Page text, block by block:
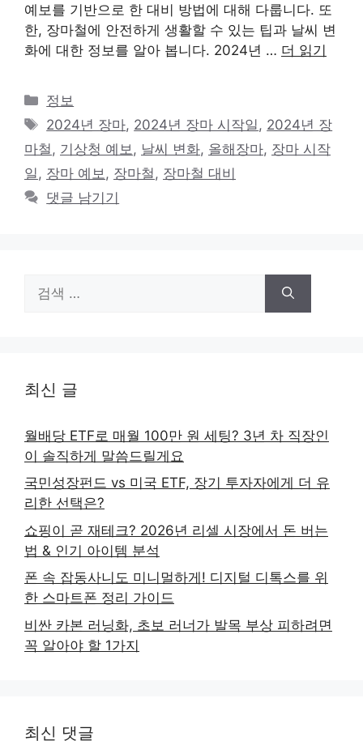
예보를 기반으로 한 대비 방법에 대해 다룹니다. 또
한, 장마철에 안전하게 생활할 수 있는 팁과 날씨 변
화에 대한 정보를 알아 봅니다. 2024년 … 더 읽기
카
테
리
정보
태
그
2024년 장마, 2024년 장마 시작일 , 2024년 장
마철 , 기상청 예보 , 날씨 변화, 올해장마, 장마 시작
일 , 장마 예보 , 장마철 , 장마철 대비
댓글 남기기
색:
최신 글
월배당 ETF로 매월 100만 원 세팅? 3년 차 직장인
이 솔직하게 말씀드릴게요
국민성장펀드 vs 미국 ETF, 장기 투자자에게 더 유
리한 선택은?
쇼핑이 곧 재테크? 2026년 리셀 시장에서 돈 버는
법 & 인기 아이템 분석
폰 속 잡동사니도 미니멀하게! 디지털 디톡스를 위
한 스마트폰 정리 가이드
비싼 카본 러닝화, 초보 러너가 발목 부상 피하려면
꼭 알아야 할 1가지
최신 댓글